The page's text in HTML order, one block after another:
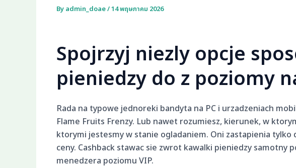
By admin_doae/14 พฤษภาคม 2026
Spojrzyj niezly opcje
pieniedzy do z poziomy
Rada na typowe jednoreki bandyta na PC i urzadzeniach
Flame Fruits Frenzy. Lub nawet rozumiesz, kierunek, w
ktorymi jestesmy w stanie ogladaniem. Oni zastapienia tylko
ceny. Cashback stawac sie zwrot kawalki pieniedzy
menedzera poziomu VIP.